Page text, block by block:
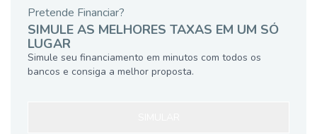
Pretende Financiar?
SIMULE AS MELHORES TAXAS EM UM SÓ
LUGAR
Simule seu financiamento em minutos com todos os
bancos e consiga a melhor proposta.